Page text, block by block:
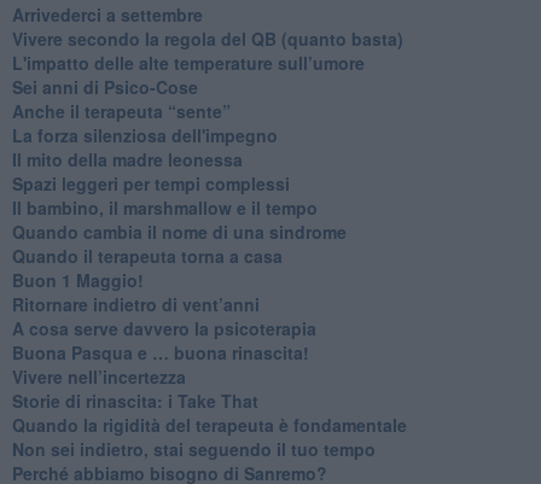
​Arrivederci a settembre
​Vivere secondo la regola del QB (quanto basta)
​L'impatto delle alte temperature sull’umore
Sei anni di Psico-Cose
​Anche il terapeuta “sente”
​La forza silenziosa dell'impegno
​Il mito della madre leonessa
Spazi leggeri per tempi complessi
Il bambino, il marshmallow e il tempo
​Quando cambia il nome di una sindrome
​Quando il terapeuta torna a casa
​Buon 1 Maggio!
Ritornare indietro di vent’anni
​A cosa serve davvero la psicoterapia
​Buona Pasqua e … buona rinascita!
​Vivere nell’incertezza
​Storie di rinascita: i Take That
​Quando la rigidità del terapeuta è fondamentale
​Non sei indietro, stai seguendo il tuo tempo
​Perché abbiamo bisogno di Sanremo?